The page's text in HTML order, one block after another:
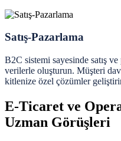
Satış-Pazarlama
B2C sistemi sayesinde satış
verilerle oluşturun. Müşteri
kitlenize özel çözümler
E-Ticaret ve
Uzman Görüşleri